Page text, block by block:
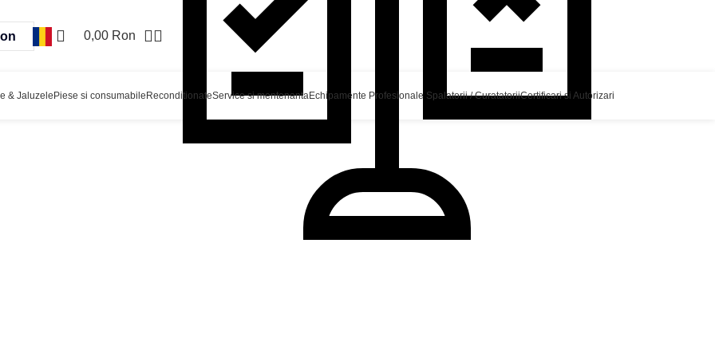
0,00 Ron
& Jaluzele Piese si consumabile ReconditionateService si mentenantaEchipamente Profesionale Spalatorii / CuratatoriiCertificari si Autorizari